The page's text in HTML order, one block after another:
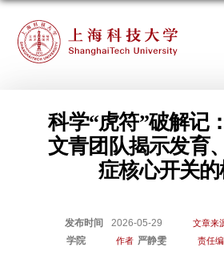
科学“虎符”破解记
文青团队揭示发育
症核心开关的
发布时间 2026-05-29 文章来
学院
作者 严静雯 责任